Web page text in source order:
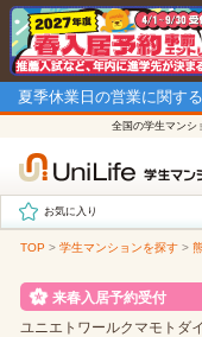
夏季休業日の営業に関す
全国の学生マンシ
お気に入り
TOP > 学生マンションを探す >
来春入居予約受付
ユニエトワールクマモトダ